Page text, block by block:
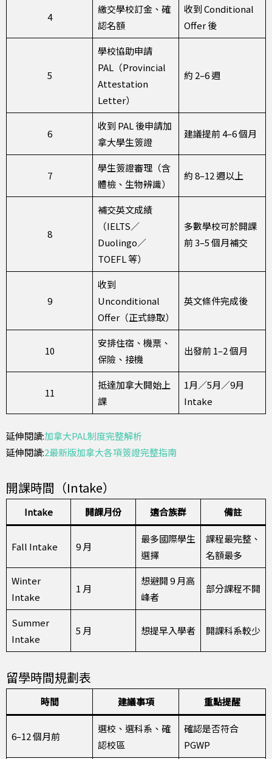
4
繳交學校訂金、確
認名額
收到 Conditional
Offer 後
5
學校協助申請
PAL（Provincial
Attestation
Letter）
約 2–6 週
6
收到 PAL 後申請加
拿大學生簽證
建議提前 4–6 個月
7
學生簽證審理（含
體檢、生物辨識）
約 8–12 週以上
8
補交英文成績
（IELTS／
Duolingo／
TOEFL 等）
多數學校可於開課
前 3–5 個月補交
9
收到
Unconditional
Offer（正式錄取）
英文條件完成後
10
安排住宿、機票、
保險、接機
出發前 1–2 個月
11
抵達加拿大開始上
課
1月／5月／9月
Intake
延伸閱讀:加拿大PAL制度完整解析
延伸閱讀:2最新版加拿大各項簽證完整指南
開課時間（Intake）
Intake 開課月份 適合族群 備註
Fall Intake 9 月
最多國際學生
選擇
課程最完整、
名額最多
Winter
Intake
1 月
想避開 9 月高
峰者
部分課程不開
Summer
Intake
5 月 想提早入學者 開課科系較少
留學時間規劃表
時間 建議事項 重點提醒
6–12 個月前
選校、選科系、確
認校區
確認是否符合
PGWP